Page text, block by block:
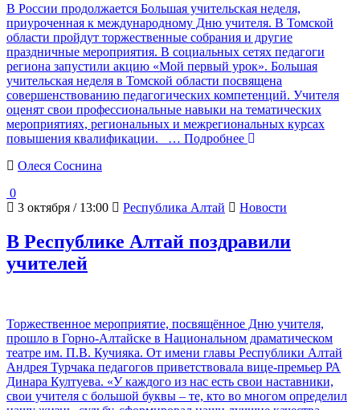
В России продолжается Большая учительская неделя,
приуроченная к международному Дню учителя. В Томской
области пройдут торжественные собрания и другие
праздничные мероприятия. В социальных сетях педагоги
региона запустили акцию «Мой первый урок». Большая
учительская неделя в Томской области посвящена
совершенствованию педагогических компетенций. Учителя
оценят свои профессиональные навыки на тематических
мероприятиях, региональных и межрегиональных курсах
повышения квалификации.
… Подробнее
Олеся Соснина
0
3 октября / 13:00
Республика Алтай Новости
В Республике Алтай поздравили
учителей
Торжественное мероприятие, посвящённое Дню учителя,
прошло в Горно-Алтайске в Национальном драматическом
театре им. П.В. Кучияка. От имени главы Республики Алтай
Андрея Турчака педагогов приветствовала вице-премьер РА
Динара Култуева. «У каждого из нас есть свои наставники,
свои учителя с большой буквы – те, кто во многом определил